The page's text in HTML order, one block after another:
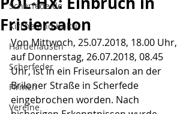
Scherfede.de
Kirche und Kultur
Hardehausen
Scherfeder
Firmen
Vereine
Frisiersalon
Von Mittwoch, 25.07.2018, 18.00 Uhr,
auf Donnerstag, 26.07.2018, 08.45
Uhr, ist in ein Fri­seur­sa­lon an der
Briloner Straße in Scherfede
eingebrochen worden. Nach